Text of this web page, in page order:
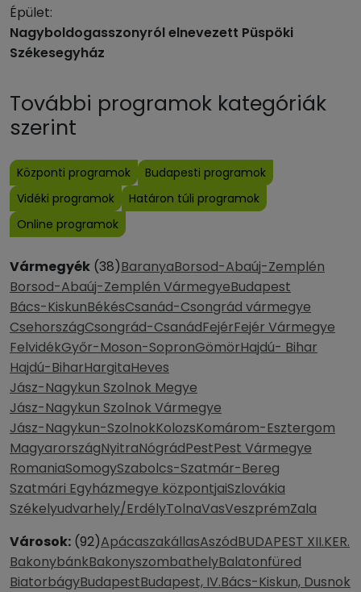
Épület:
Nagyboldogasszonyról elnevezett Püspöki
Székesegyház
További programok kategóriák
szerint
Központi programok
Budapesti programok
Vidéki programok
Határon túli programok
Online programok
Vármegyék (38)BaranyaBorsod-Abaúj-Zemplén
Borsod-Abaúj-Zemplén VármegyeBudapest
Bács-KiskunBékésCsanád-Csongrád vármegye
CsehországCsongrád-CsanádFejérFejér Vármegye
FelvidékGyőr-Moson-SopronGömörHajdú- Bihar
Hajdú-BiharHargitaHeves
Jász-Nagykun Szolnok Megye
Jász-Nagykun Szolnok Vármegye
Jász-Nagykun-SzolnokKolozsKomárom-Esztergom
MagyarországNyitraNógrádPestPest Vármegye
RomaniaSomogySzabolcs-Szatmár-Bereg
Szatmári Egyházmegye központjaiSzlovákia
Székelyudvarhely/ErdélyTolnaVasVeszprémZala
Városok: (92)ApácaszakállasAszódBUDAPEST XII.KER.
BakonybánkBakonyszombathelyBalatonfüred
BiatorbágyBudapestBudapest, IV.Bács-Kiskun, Dusnok